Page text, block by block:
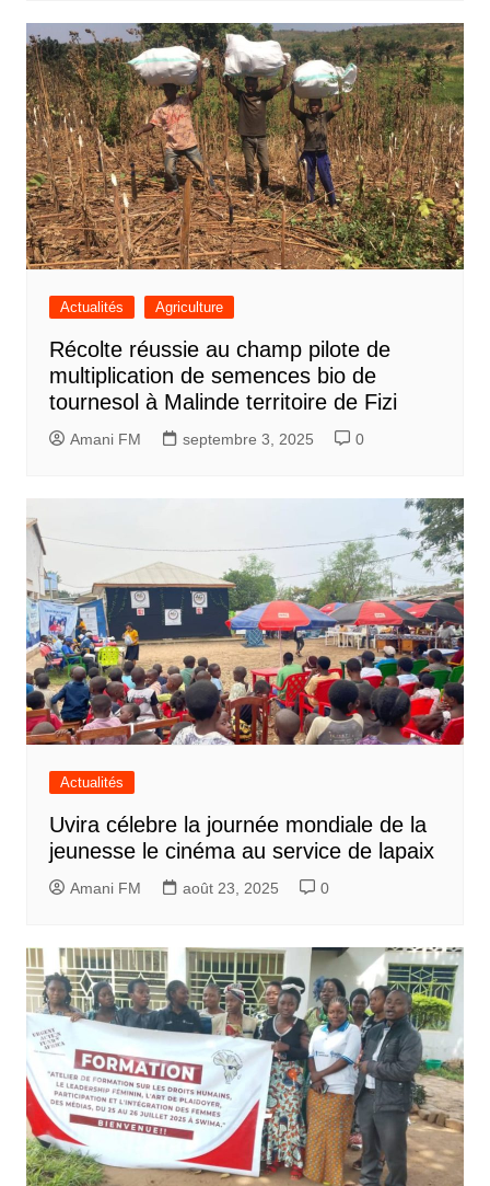
Actualités Agriculture
Récolte réussie au champ pilote de
multiplication de semences bio de
tournesol à Malinde territoire de Fizi
Amani FM septembre 3, 2025 0
Actualités
Uvira célebre la journée mondiale de la
jeunesse le cinéma au service de lapaix
Amani FM août 23, 2025 0